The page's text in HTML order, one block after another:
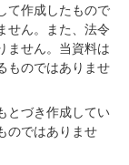
て作成したもので
せん。また、法令
ません。当資料は
ものではありませ
とづき作成してい
のではありませ